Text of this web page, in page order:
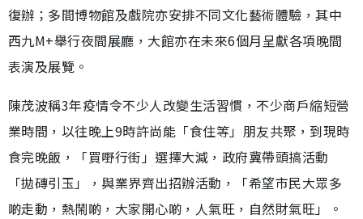
復辦；多間博物館及戲院亦安排不同文化藝術體驗，其中
西九M+舉行夜間展廳，大館亦在未來6個月呈獻各項晚間
表演及展覽。
陳茂波稱3年疫情令不少人改變生活習慣，不少商戶縮短營
業時間，以往晚上9時許尚能「食住等」朋友共聚，到現時
食完晚飯，「買嘢行街」選擇大減，政府冀帶頭搞活動
「拋磚引玉」，與業界齊出招辦活動，「希望市民大眾多
啲走動，熱鬧啲，大家開心啲，人氣旺，自然財氣旺」。